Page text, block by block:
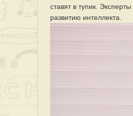
ставят в тупик.
развитию интеллекта.